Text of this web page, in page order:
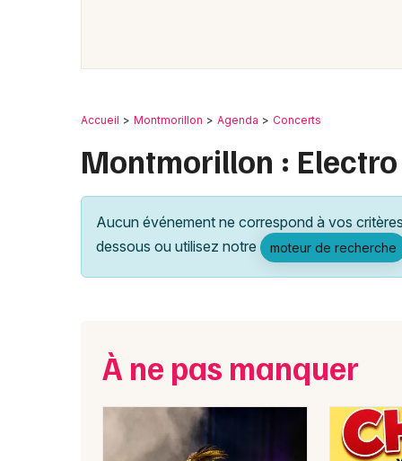
Accueil Montmorillon Agenda Concerts
Montmorillon : Electro
Aucun événement ne correspond à vos
dessous ou utilisez notre
moteur de recherche
À ne pas manquer